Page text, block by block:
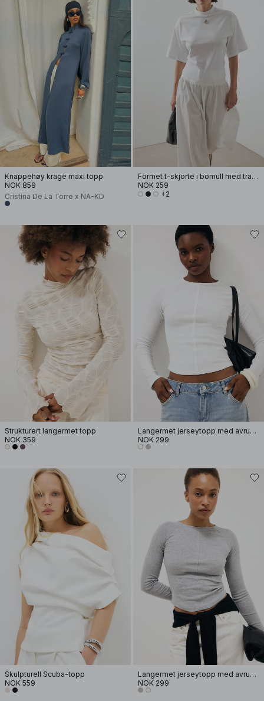
Knappehøy krage maxi topp
NOK 859
Cristina De La Torre x NA-KD
Formet t-skjorte i bomull med traktformet hals
NOK 259
+2
Strukturert langermet topp
NOK 359
Langermet jerseytopp med avrundet kant
NOK 299
Skulpturell Scuba-topp
NOK 559
Langermet jerseytopp med avrundet kant
NOK 299